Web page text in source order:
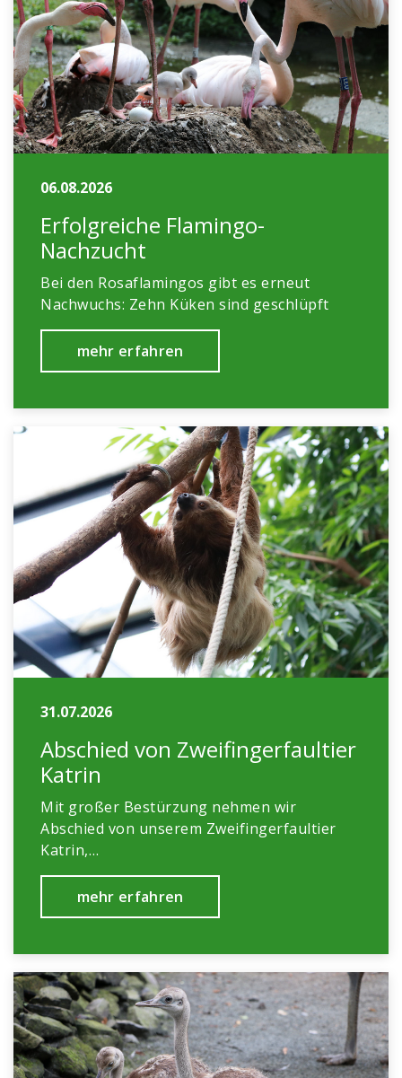
06.08.2026
Erfolgreiche Flamingo-
Nachzucht
Bei den Rosaflamingos gibt es erneut
Nachwuchs: Zehn Küken sind geschlüpft
mehr erfahren
31.07.2026
Abschied von Zweifingerfaultier
Katrin
Mit großer Bestürzung nehmen wir
Abschied von unserem Zweifingerfaultier
Katrin,…
mehr erfahren